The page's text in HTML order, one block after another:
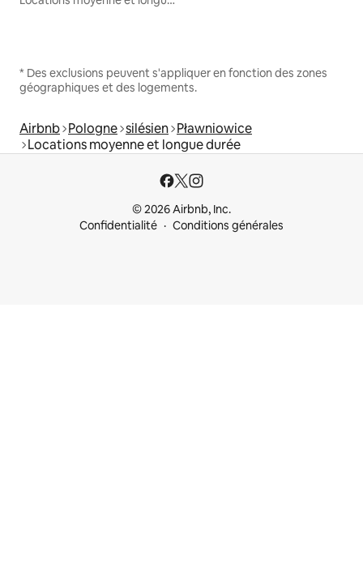
* Des exclusions peuvent s'appliquer en fonction des zones
géographiques et des logements.
Airbnb Pologne silésien Pławniowice
Locations moyenne et longue durée
© 2026 Airbnb, Inc.
Confidentialité
Conditions générales